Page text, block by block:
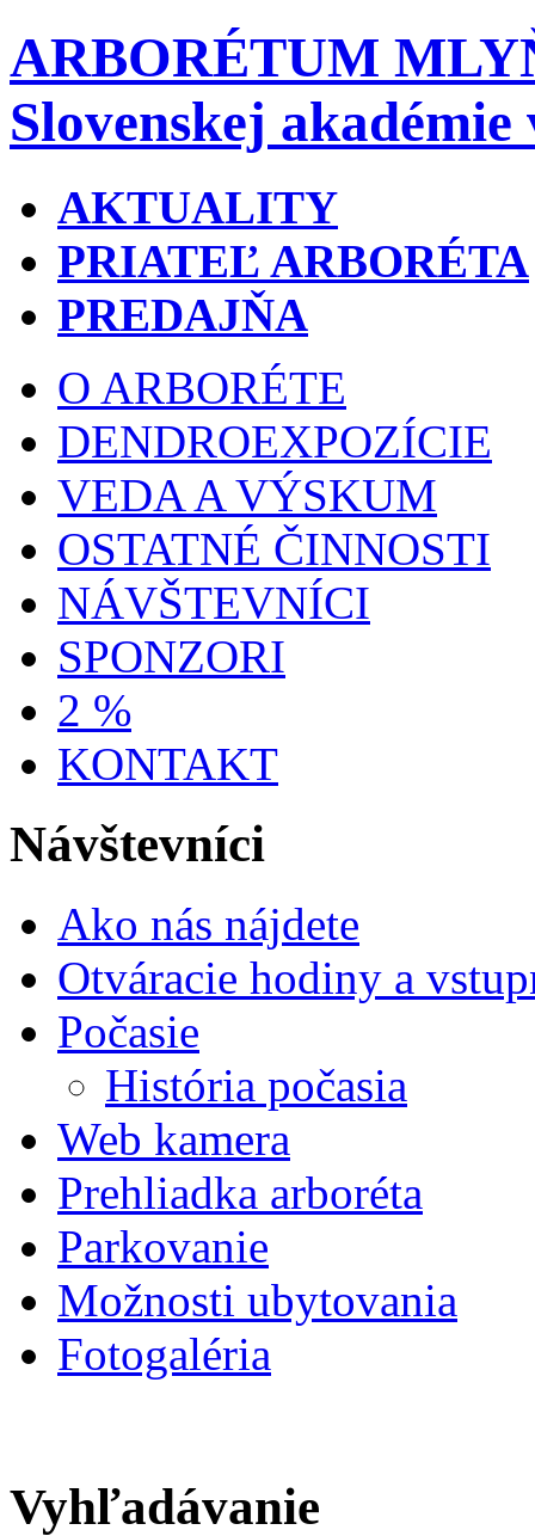
ARBORÉTUM
Slovenskej akadémie
AKTUALITY
PRIATEĽ ARBORÉTA
PREDAJŇA
O ARBORÉTE
DENDROEXPOZÍCIE
VEDA A VÝSKUM
OSTATNÉ ČINNOSTI
NÁVŠTEVNÍCI
SPONZORI
2 %
KONTAKT
Návštevníci
Ako nás nájdete
Otváracie hodiny a
Počasie
História počasia
Web kamera
Prehliadka arboréta
Parkovanie
Možnosti ubytovania
Fotogaléria
Vyhľadávanie